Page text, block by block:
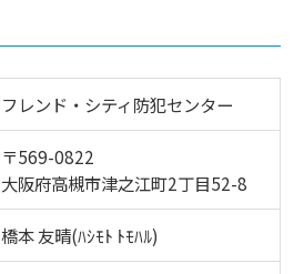
フレンド・シティ防犯センター
〒569-0822
大阪府高槻市津之江町2丁目52-8
橋本 友晴(ﾊｼﾓﾄ ﾄﾓﾊﾙ)